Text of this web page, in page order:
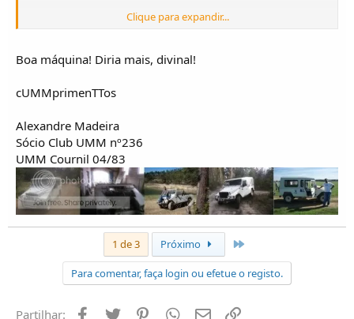
Joao Miranda
Clique para expandir...
Boa máquina! Diria mais, divinal!
cUMMprimenTTos
Alexandre Madeira
Sócio Club UMM nº236
UMM Cournil 04/83
1 de 3 Próximo
Para comentar, faça login ou efetue o registo.
Partilhar: Facebook
Twitter PinterestWhatsapp
Email